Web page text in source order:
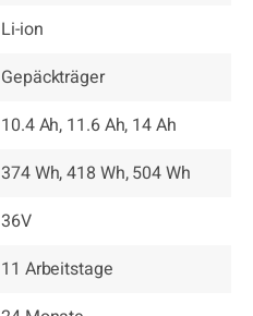
Li-ion
Gepäckträger
10.4 Ah, 11.6 Ah, 14 Ah
374 Wh, 418 Wh, 504 Wh
36V
11 Arbeitstage